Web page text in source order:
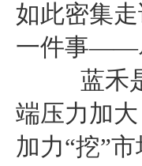
如此密集
一件事——
蓝禾是
端压力加
加力“挖”